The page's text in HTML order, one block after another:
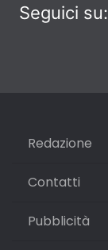
Seguici su:
Redazione
Contatti
Pubblicità